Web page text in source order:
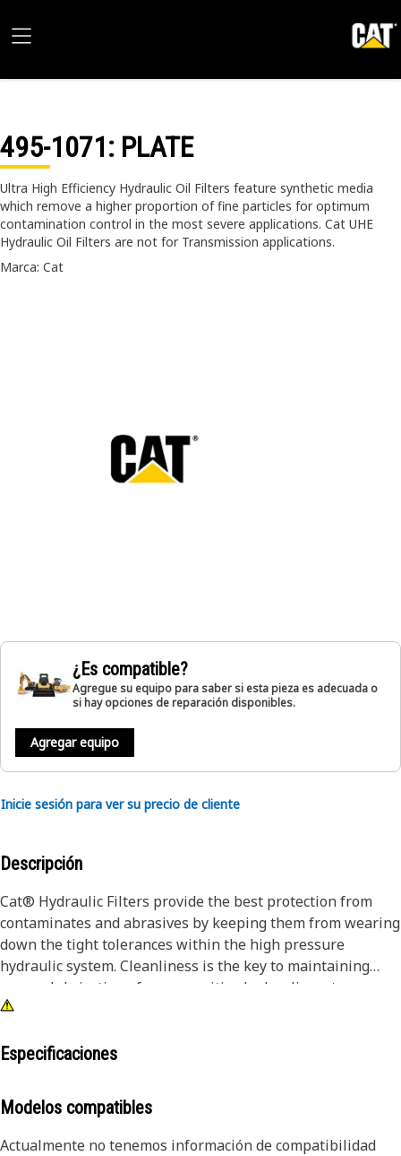
495-1071: PLATE
Ultra High Efficiency Hydraulic Oil Filters feature synthetic media
which remove a higher proportion of fine particles for optimum
contamination control in the most severe applications. Cat UHE
Hydraulic Oil Filters are not for Transmission applications.
Marca: Cat
¿Es compatible?
Agregue su equipo para saber si esta pieza es adecuada o
si hay opciones de reparación disponibles.
Agregar equipo
Inicie sesión para ver su precio de cliente
Descripción
Cat® Hydraulic Filters provide the best protection from
contaminates and abrasives by keeping them from wearing
down the tight tolerances within the high pressure
hydraulic system. Cleanliness is the key to maintaining
proper lubrication of your sensitive hydraulic system.
Especificaciones
Modelos compatibles
Actualmente no tenemos información de compatibilidad